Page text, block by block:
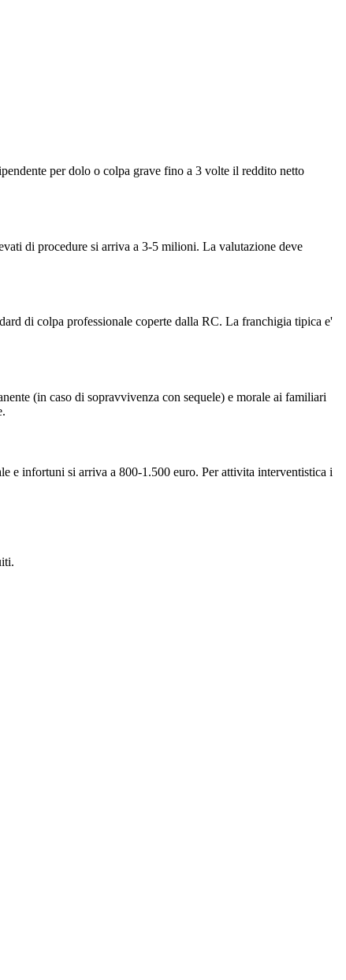
per dolo o colpa grave fino a 3 volte il reddito netto
di procedure si arriva a 3-5 milioni. La valutazione deve
di colpa professionale coperte dalla RC. La franchigia tipica e'
(in caso di sopravvivenza con sequele) e morale ai familiari
e infortuni si arriva a 800-1.500 euro. Per attivita interventistica i